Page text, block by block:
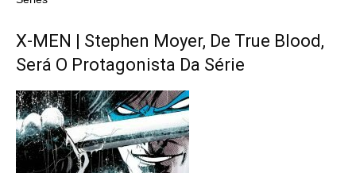
X-MEN | Stephen Moyer, De True Blood,
Será O Protagonista Da Série